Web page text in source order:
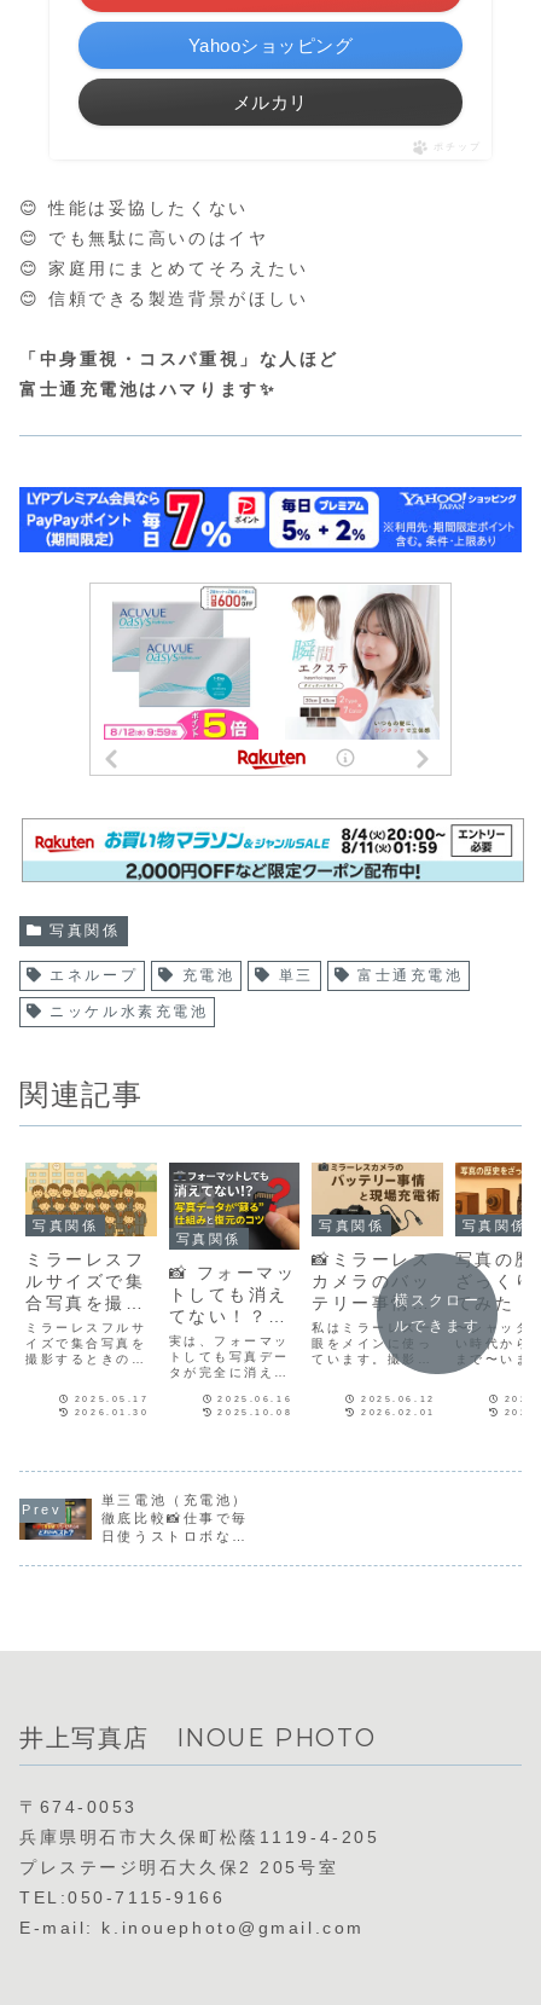
Yahooショッピング
メルカリ
ポチップ
😊 性能は妥協したくない
😊 でも無駄に高いのはイヤ
😊 家庭用にまとめてそろえたい
😊 信頼できる製造背景がほしい
「中身重視・コスパ重視」な人ほど
富士通充電池はハマります✨
写真関係
エネループ 充電池 単三 富士通充電池
ニッケル水素充電池
関連記事
写真関係
ミラーレスフ
ルサイズで集
合写真を撮影
するときの絞
りはいくらに
するといいで
すか？
ミラーレスフルサ
イズで集合写真を
撮影するときの絞
2025.05.17
2026.01.30
写真関係
📸 フォーマッ
トしても消え
てない！？写
真データが“蘇
る”仕組みと復
元のコツ
実は、フォーマッ
トしても写真デー
タが完全に消えて
んです。この記事
では、データが“消
す。
2025.06.16
2025.10.08
写真関係
📸ミラーレス
カメラのバッ
テリー事情と
現場充電術
私はミラーレス一
眼をメインに使っ
ています。撮影現
場でよく感じるの
べてミラーレスの
レスカメラのバッ
バッテリーの注意
2025.06.12
2026.02.01
写真関係
写真の歴
ざっくり
てみた！
〜シャッタ
い時代から
まで〜いま
もスマホで
ょっと考え
写真は“8時
みよう！
横スクロー
ルできます
単三電池（充電池）
徹底比較📸仕事で毎
日使うストロボなら
井上写真店 INOUE PHOTO
〒674-0053
兵庫県明石市大久保町松蔭1119-4-205
プレステージ明石大久保2 205号室
TEL:050-7115-9166
E-mail: k.inouephoto@gmail.com